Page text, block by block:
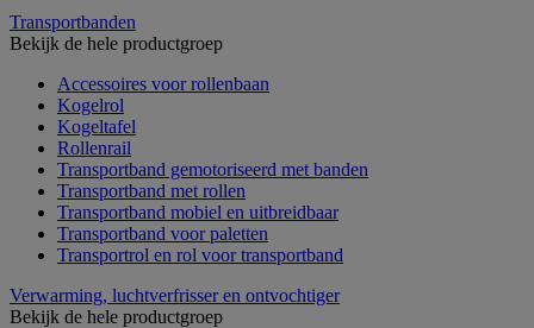
Transportbanden
Bekijk de hele productgroep
Accessoires voor rollenbaan
Kogelrol
Kogeltafel
Rollenrail
Transportband gemotoriseerd met banden
Transportband met rollen
Transportband mobiel en uitbreidbaar
Transportband voor paletten
Transportrol en rol voor transportband
Verwarming, luchtverfrisser en ontvochtiger
Bekijk de hele productgroep